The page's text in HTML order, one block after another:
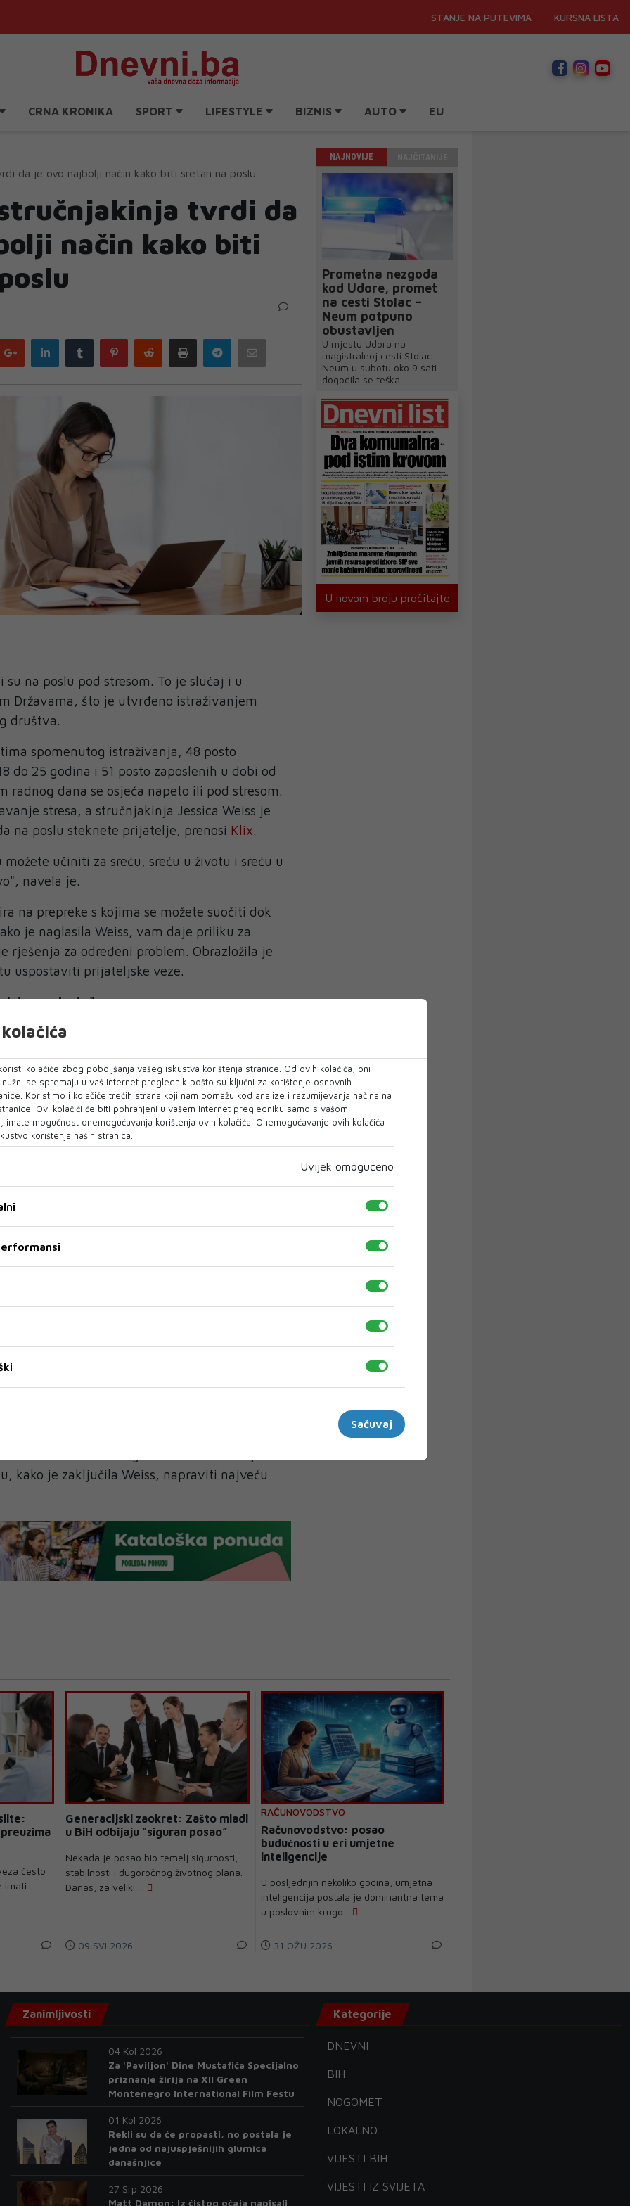
STANJE NA PUTEVIMA KURSNA LISTA
CRNA KRONIKA SPORT LIFESTYLE BIZNIS AUTO EU
da je ovo najbolji način kako biti sretan na poslu
tvrdi da
način kako biti
Google
plus
LinkedIn Tumblr PinterestReddit Print Telegram
na poslu pod stresom. To je slučaj i u
Državama, što je utvrđeno istraživanjem
društva.
spomenutog istraživanja, 48 posto
do 25 godina i 51 posto zaposlenih u dobi od
radnog dana se osjeća napeto ili pod stresom.
stresa, a stručnjakinja Jessica Weiss je
na poslu steknete prijatelje, prenosi Klix.
učiniti za sreću, sreću u životu i sreću u
navela je.
na prepreke s kojima se možete suočiti dok
je naglasila Weiss, vam daje priliku za
rješenja za određeni problem. Obrazložila je
uspostaviti prijateljske veze.
istom mjestu"
dvije taktike.
zasnivaju na ljudima koje redovno viđamo.
mjestu ili svaki put u sali za sastanke
ukazala je, tvrdeći da bi to moglo prirodno
je sugerirala, pokušajte nekome dati
posao, čime ćete inicirati početak
bi u konačnici moglo prerasti i u prijateljstvo.
pravi razliku"
nose više izazova prilikom uspostavljanja
u maloj kompaniji s, primjera radi, pet
od njih nije otvoren za takvu vrstu odnosa ili
svakom slučaju, kako je navela Weiss, ono što
da proširite svoju sferu rada.
događaje, druženja ljudi iz vaše djelatnosti.
koja bi vam mogla pomoći da se
bi vam mogli pomoći da prebrodite izazove na
društveni krug ne mora biti velik jer će
kako je zaključila Weiss, napraviti najveću
NAJNOVIJE
Prometna nezgoda
kod Udore, promet
na cesti Stolac –
Neum potpuno
obustavljen
U mjestu Udora na
magistralnoj cesti Stolac –
Neum u subotu oko 9 sati
dogodila se teška...
U novom broju pročitajte
često
imati
Generacijski zaokret: Zašto mladi
u BiH odbijaju “siguran posao”
Nekada je posao bio temelj sigurnosti,
stabilnosti i dugoročnog životnog plana.
Danas, za veliki ...
09 SVI 2026
RAČUNOVODSTVO
Računovodstvo: posao
budućnosti u eri umjetne
inteligencije
U posljednjih nekoliko godina, umjetna
inteligencija postala je dominantna tema
u poslovnim krugo...
31 OŽU 2026
kolačiće zbog poboljšanja vašeg iskustva korištenja stranice. Od ovih kolačića, oni
se spremaju u vaš Internet preglednik pošto su ključni za korištenje osnovnih
Koristimo i kolačiće trećih strana koji nam pomažu kod analize i razumijevanja načina na
Ovi kolačići će biti pohranjeni u vašem Internet pregledniku samo s vašom
imate mogućnost onemogućavanja korištenja ovih kolačića. Onemogućavanje ovih kolačića
korištenja naših stranica.
Uvijek omogućeno
Sačuvaj
Zanimljivosti
04 Kol 2026
Za 'Paviljon' Dine Mustafića Specijalno
priznanje žirija na XII Green
Montenegro International Film Festu
01 Kol 2026
Rekli su da će propasti, no postala je
jedna od najuspješnijih glumica
današnjice
27 Srp 2026
Matt Damon: Iz čistog očaja napisali
Kategorije
DNEVNI
BIH
NOGOMET
LOKALNO
VIJESTI BIH
VIJESTI IZ SVIJETA